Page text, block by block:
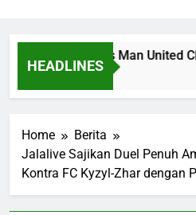
HEADLINES
PSG vs Man United
Home
Berita
Jalalive Sajikan Duel Penuh
Kontra FC Kyzyl-Zhar dengan